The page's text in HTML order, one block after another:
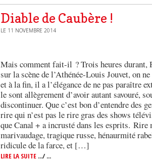
Diable de Caubère !
LE 11 NOVEMBRE 2014
Mais comment fait-il ? Trois heures durant,
sur la scène de l’Athénée-Louis Jouvet, on
et à la fin, il a l’élégance de ne pas paraître
le sont allègrement d’avoir autant savouré,
discontinuer. Que c’est bon d’entendre des
rire qui n’est pas le rire gras des shows
que Canal + a incrusté dans les esprits. Rire
marivaudage, tragique russe, hénaurmité
ridicule de la farce, et […]
LIRE LA SUITE .../ ...